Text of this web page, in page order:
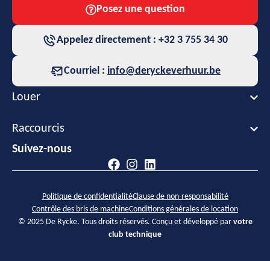
Posez une question
Appelez directement : +32 3 755 34 30
Courriel : info@deryckeverhuur.be
Louer
Raccourcis
Suivez-nous
© 2025 De Rycke. Tous droits réservés. Conçu et développé par votre
club technique
Politique de confidentialitéClause de non-responsabilité
Contrôle des bris de machineConditions générales de location